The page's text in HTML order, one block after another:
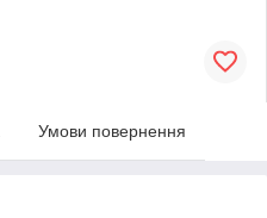
Умови повернення